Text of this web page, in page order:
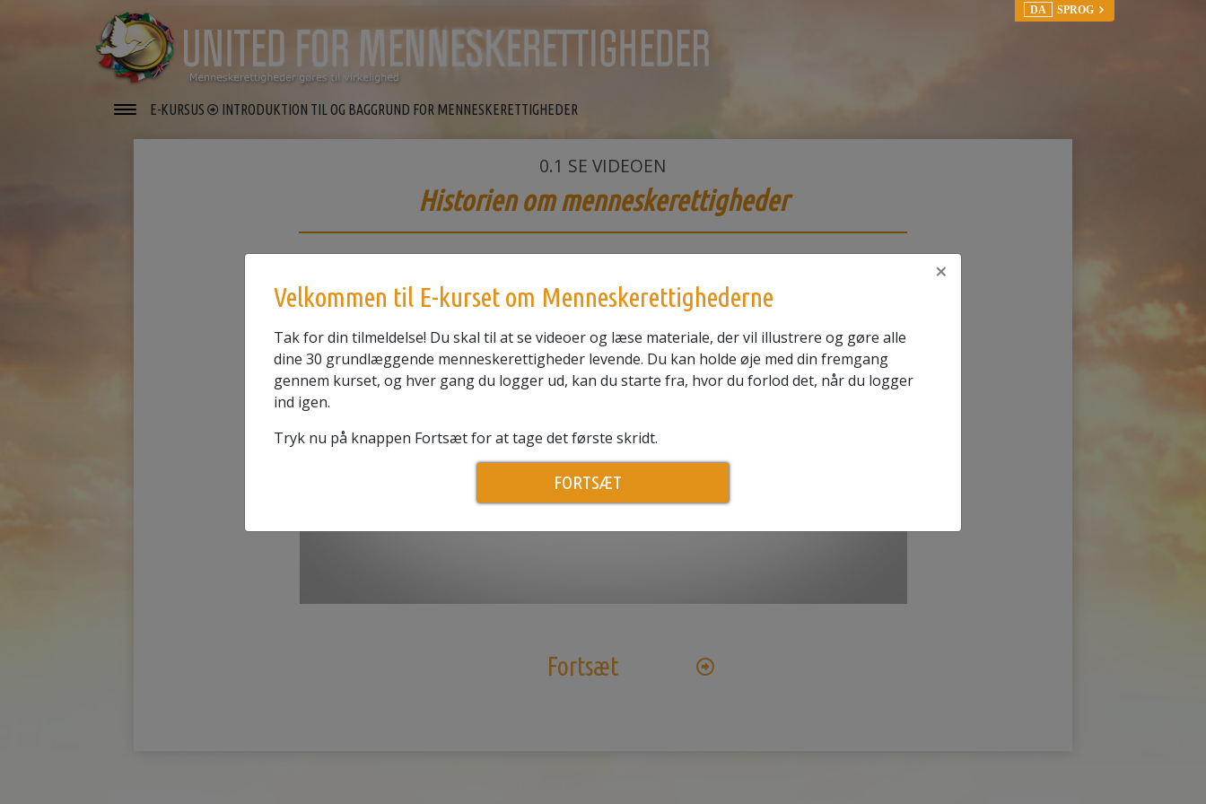
DA SPROG
E-KURSUS INTRODUKTION TIL OG BAGGRUND FOR MENNESKERETTIGHEDER
×
Velkommen til E-kurset om Menneskerettighederne
Tak for din tilmeldelse! Du skal til at se videoer og læse materiale, der vil illustrere og gøre alle
dine 30 grundlæggende menneskerettigheder levende. Du kan holde øje med din fremgang
gennem kurset, og hver gang du logger ud, kan du starte fra, hvor du forlod det, når du logger
ind igen.
Tryk nu på knappen Fortsæt for at tage det første skridt.
FORTSÆT
0.1 SE VIDEOEN
Historien om menneskerettigheder
Play
Video
Fortsæt